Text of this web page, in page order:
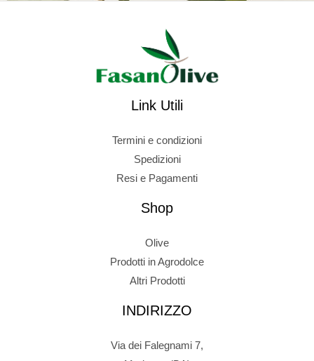
Link Utili
Termini e condizioni
Spedizioni
Resi e Pagamenti
Shop
Olive
Prodotti in Agrodolce
Altri Prodotti
INDIRIZZO
Via dei Falegnami 7,